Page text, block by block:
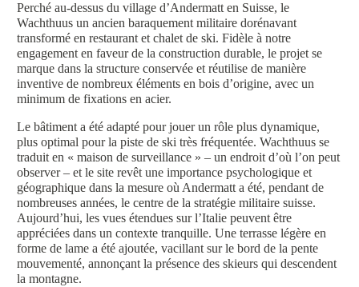
Perché au-dessus du village d’Andermatt en Suisse, le
Wachthuus un ancien baraquement militaire dorénavant
transformé en restaurant et chalet de ski. Fidèle à notre
engagement en faveur de la construction durable, le projet se
marque dans la structure conservée et réutilise de manière
inventive de nombreux éléments en bois d’origine, avec un
minimum de fixations en acier.
Le bâtiment a été adapté pour jouer un rôle plus dynamique,
plus optimal pour la piste de ski très fréquentée. Wachthuus se
traduit en « maison de surveillance » – un endroit d’où l’on peut
observer – et le site revêt une importance psychologique et
géographique dans la mesure où Andermatt a été, pendant de
nombreuses années, le centre de la stratégie militaire suisse.
Aujourd’hui, les vues étendues sur l’Italie peuvent être
appréciées dans un contexte tranquille. Une terrasse légère en
forme de lame a été ajoutée, vacillant sur le bord de la pente
mouvementé, annonçant la présence des skieurs qui descendent
la montagne.